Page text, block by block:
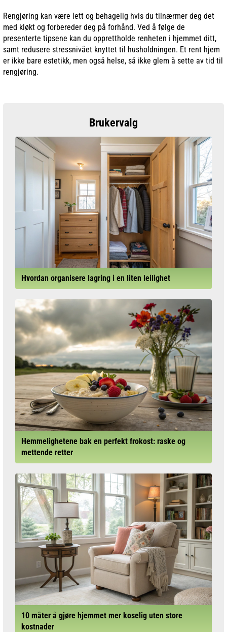
Rengjøring kan være lett og behagelig hvis du tilnærmer deg det
med kløkt og forbereder deg på forhånd. Ved å følge de
presenterte tipsene kan du opprettholde renheten i hjemmet ditt,
samt redusere stressnivået knyttet til husholdningen. Et rent hjem
er ikke bare estetikk, men også helse, så ikke glem å sette av tid til
rengjøring.
Brukervalg
Hvordan organisere lagring i en liten leilighet
Hemmelighetene bak en perfekt frokost: raske og
mettende retter
10 måter å gjøre hjemmet mer koselig uten store
kostnader